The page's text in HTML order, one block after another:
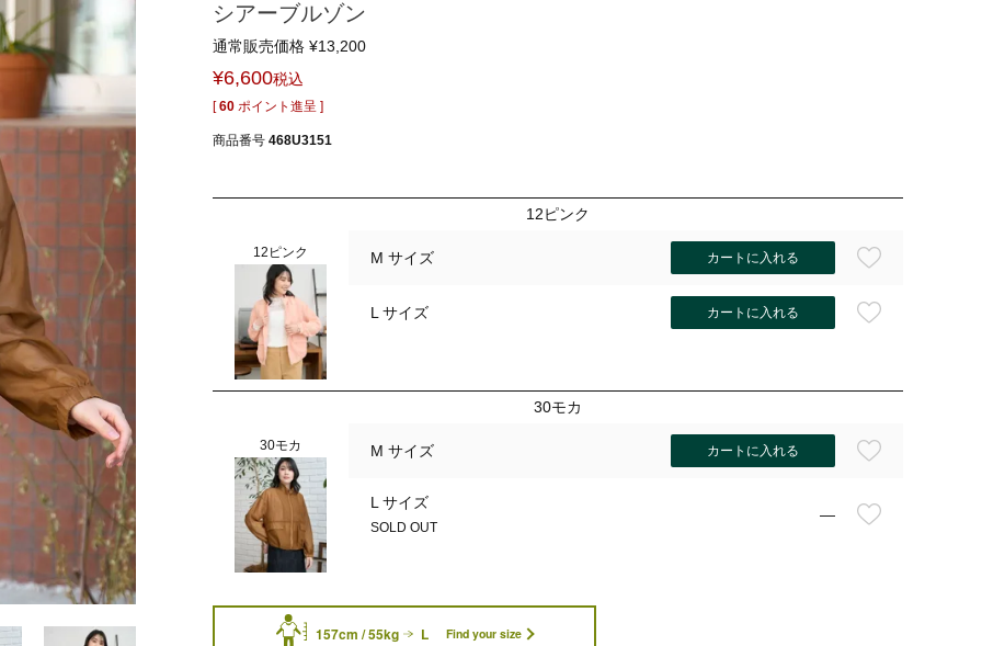
シアーブルゾン
通常販売価格 ¥13,200
¥6,600税込
[ 60 ポイント進呈 ]
商品番号 468U3151
12ピンク
12ピンク M サイズ カートに入れる
L サイズ カートに入れる
30モカ
30モカ M サイズ カートに入れる
L サイズ
SOLD OUT
—
157cm / 55kg L Find your size